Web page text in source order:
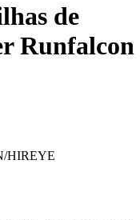
de
Runfalcon
HIREYE